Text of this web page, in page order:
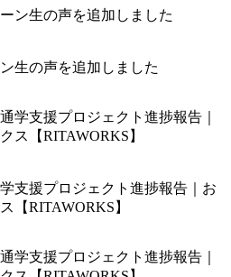
生の声を追加しました
支援プロジェクト進捗報告｜お
【RITAWORKS】